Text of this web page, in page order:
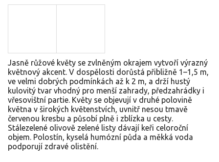
Jasně růžové květy se zvlněným okrajem vytvoří výrazný
květnový akcent. V dospělosti dorůstá přibližně 1–1,5 m,
ve velmi dobrých podmínkách až k 2 m, a drží hustý
kulovitý tvar vhodný pro menší zahrady, předzahrádky i
vřesovištní partie. Květy se objevují v druhé polovině
května v širokých květenstvích, uvnitř nesou tmavě
červenou kresbu a působí plně i zblízka u cesty.
Stálezelené olivově zelené listy dávají keři celoroční
objem. Polostín, kyselá humózní půda a měkká voda
podporují zdravé olistění.